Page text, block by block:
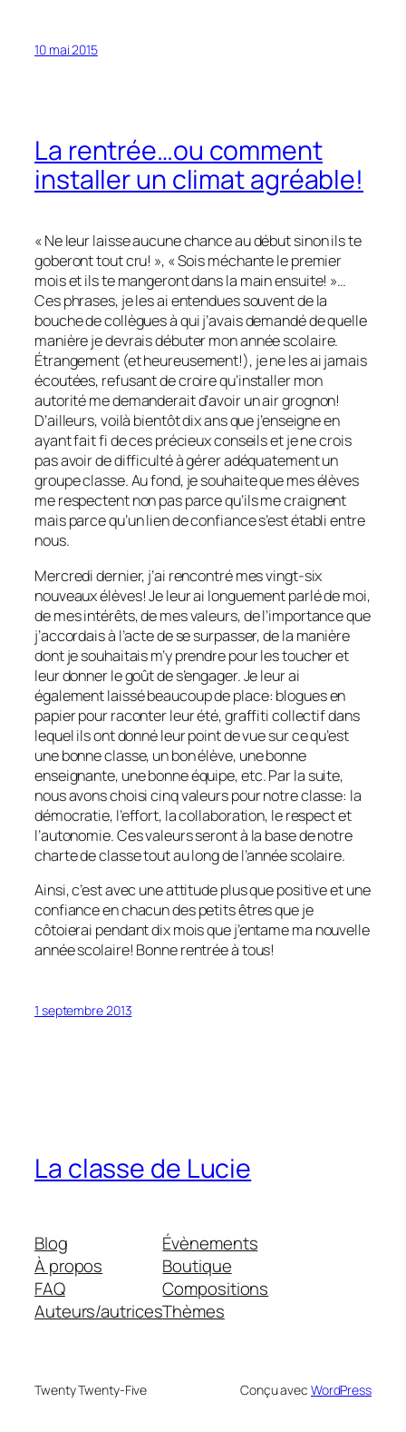
10 mai 2015
La rentrée…ou comment
installer un climat agréable!
« Ne leur laisse aucune chance au début sinon ils te
goberont tout cru! », « Sois méchante le premier
mois et ils te mangeront dans la main ensuite! »…
Ces phrases, je les ai entendues souvent de la
bouche de collègues à qui j’avais demandé de quelle
manière je devrais débuter mon année scolaire.
Étrangement (et heureusement!), je ne les ai jamais
écoutées, refusant de croire qu’installer mon
autorité me demanderait d’avoir un air grognon!
D’ailleurs, voilà bientôt dix ans que j’enseigne en
ayant fait fi de ces précieux conseils et je ne crois
pas avoir de difficulté à gérer adéquatement un
groupe classe. Au fond, je souhaite que mes élèves
me respectent non pas parce qu’ils me craignent
mais parce qu’un lien de confiance s’est établi entre
nous.
Mercredi dernier, j’ai rencontré mes vingt-six
nouveaux élèves! Je leur ai longuement parlé de moi,
de mes intérêts, de mes valeurs, de l’importance que
j’accordais à l’acte de se surpasser, de la manière
dont je souhaitais m’y prendre pour les toucher et
leur donner le goût de s’engager. Je leur ai
également laissé beaucoup de place: blogues en
papier pour raconter leur été, graffiti collectif dans
lequel ils ont donné leur point de vue sur ce qu’est
une bonne classe, un bon élève, une bonne
enseignante, une bonne équipe, etc. Par la suite,
nous avons choisi cinq valeurs pour notre classe: la
démocratie, l’effort, la collaboration, le respect et
l’autonomie. Ces valeurs seront à la base de notre
charte de classe tout au long de l’année scolaire.
Ainsi, c’est avec une attitude plus que positive et une
confiance en chacun des petits êtres que je
côtoierai pendant dix mois que j’entame ma nouvelle
année scolaire! Bonne rentrée à tous!
1 septembre 2013
La classe de Lucie
Blog
À propos
FAQ
Auteurs/autrices
Évènements
Boutique
Compositions
Thèmes
Twenty Twenty-Five Conçu avec WordPress